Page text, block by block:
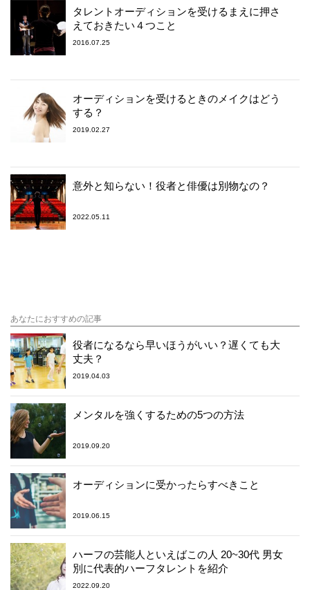
タレントオーディションを受けるまえに押さ
えておきたい４つこと
2016.07.25
オーディションを受けるときのメイクはどう
する？
2019.02.27
意外と知らない！役者と俳優は別物なの？
2022.05.11
あなたにおすすめの記事
役者になるなら早いほうがいい？遅くても大
丈夫？
2019.04.03
メンタルを強くするための5つの方法
2019.09.20
オーディションに受かったらすべきこと
2019.06.15
ハーフの芸能人といえばこの人 20~30代 男女
別に代表的ハーフタレントを紹介
2022.09.20